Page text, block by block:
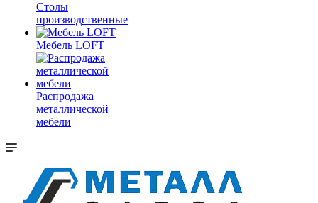
Столы
производственные
Мебель LOFT
Распродажа
металлической
мебели